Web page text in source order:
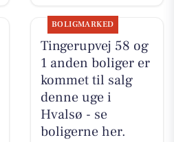
BOLIGMARKED
Tingerupvej 58 og
1 anden boliger er
kommet til salg
denne uge i
Hvalsø - se
boligerne her.